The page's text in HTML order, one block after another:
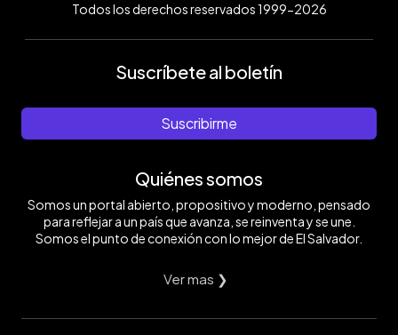
Todos los derechos reservados 1999-2026
Suscríbete al boletín
Suscribirme
Quiénes somos
Somos un portal abierto, propositivo y moderno, pensado
para reflejar a un país que avanza, se reinventa y se une.
Somos el punto de conexión con lo mejor de El Salvador.
Ver mas ❯